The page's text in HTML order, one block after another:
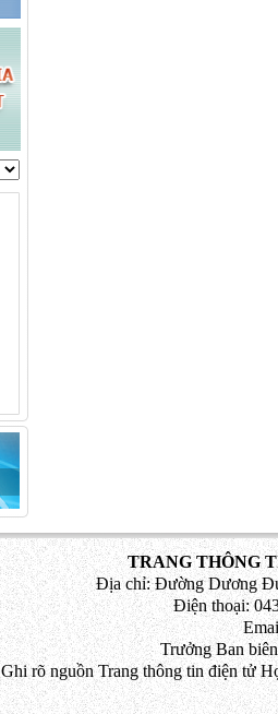
TRANG THÔNG
Địa chỉ: Đường Dương
Điện thoại:
Trưởng Ban
Ghi rõ nguồn Trang thông tin điện tử